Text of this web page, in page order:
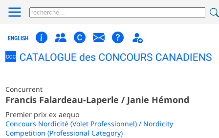
ENGLISH
Concurrent
Francis Falardeau-Laperle / Janie Hémond
Premier prix ex aequo
Concours Nordicité (Volet Professionnel) / Nordicity
Competition (Professional Category)